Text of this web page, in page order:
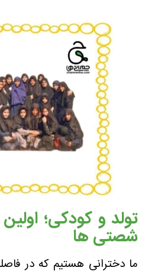
تولد و کودکی؛
شصتی ها